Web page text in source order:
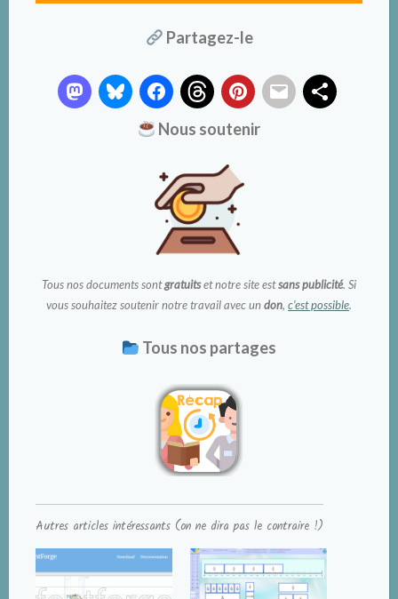
Partagez-le
Nous soutenir
Tous nos documents sontgratuitset notre site estsans publicité. Si
vous souhaitez soutenir notre travail avec undon, c’est possible.
Tous nos partages
Autres articles intéressants (on ne dira pas le contraire !)